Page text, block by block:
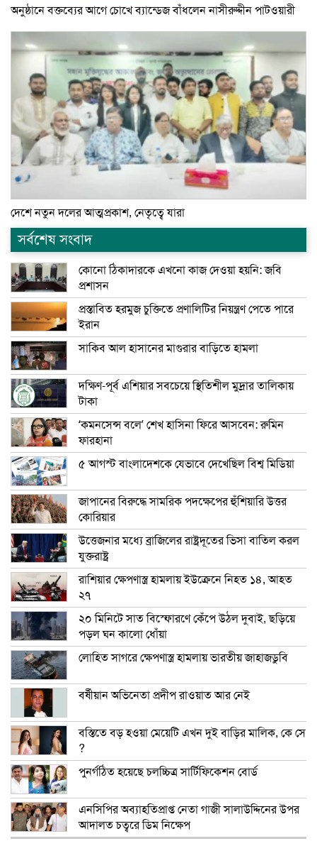
অনুষ্ঠানে বক্তব্যের আগে চোখে ব্যান্ডেজ বাঁধলেন নাসীরুদ্দীন পাটওয়ারী
দেশে নতুন দলের আত্মপ্রকাশ, নেতৃত্বে যারা
সর্বশেষ সংবাদ
কোনো ঠিকাদারকে এখনো কাজ দেওয়া হয়নি: জবি
প্রশাসন
প্রস্তাবিত হরমুজ চুক্তিতে প্রণালিটির নিয়ন্ত্রণ পেতে পারে
ইরান
সাকিব আল হাসানের মাগুরার বাড়িতে হামলা
দক্ষিণ-পূর্ব এশিয়ার সবচেয়ে স্থিতিশীল মুদ্রার তালিকায়
টাকা
‘কমনসেন্স বলে’ শেখ হাসিনা ফিরে আসবেন: রুমিন
ফারহানা
৫ আগস্ট বাংলাদেশকে যেভাবে দেখেছিল বিশ্ব মিডিয়া
জাপানের বিরুদ্ধে সামরিক পদক্ষেপের হুঁশিয়ারি উত্তর
কোরিয়ার
উত্তেজনার মধ্যে ব্রাজিলের রাষ্ট্রদূতের ভিসা বাতিল করল
যুক্তরাষ্ট্র
রাশিয়ার ক্ষেপণাস্ত্র হামলায় ইউক্রেনে নিহত ১৪, আহত
২৭
২০ মিনিটে সাত বিস্ফোরণে কেঁপে উঠল দুবাই, ছড়িয়ে
পড়ল ঘন কালো ধোঁয়া
লোহিত সাগরে ক্ষেপণাস্ত্র হামলায় ভারতীয় জাহাজডুবি
বর্ষীয়ান অভিনেতা প্রদীপ রাওয়াত আর নেই
বস্তিতে বড় হওয়া মেয়েটি এখন দুই বাড়ির মালিক, কে সে
?
পুনর্গঠিত হয়েছে চলচ্চিত্র সার্টিফিকেশন বোর্ড
এনসিপির অব্যাহতিপ্রাপ্ত নেতা গাজী সালাউদ্দিনের উপর
আদালত চত্বরে ডিম নিক্ষেপ